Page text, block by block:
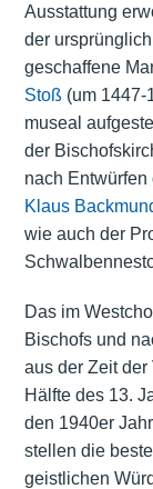
Ausstattung
der
geschaffene
Stoß (um 1447-
museal
der
nach
Klaus
wie auch der
Das im
Bischofs und
aus der Zeit der
Hälfte des 13.
den 1940er
stellen die
geistlichen